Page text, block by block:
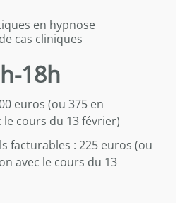
en hypnose
cas cliniques
18h
euros (ou 375 en
cours du 13 février)
facturables : 225 euros (ou
avec le cours du 13